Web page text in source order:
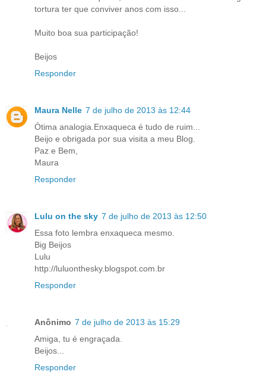
tortura ter que conviver anos com isso...
Muito boa sua participação!
Beijos
Responder
Maura Nelle 7 de julho de 2013 às 12:44
Ótima analogia.Enxaqueca é tudo de ruim...
Beijo e obrigada por sua visita a meu Blog.
Paz e Bem,
Maura
Responder
Lulu on the sky 7 de julho de 2013 às 12:50
Essa foto lembra enxaqueca mesmo.
Big Beijos
Lulu
http://luluonthesky.blogspot.com.br
Responder
Anônimo 7 de julho de 2013 às 15:29
Amiga, tu é engraçada.
Beijos...
Responder